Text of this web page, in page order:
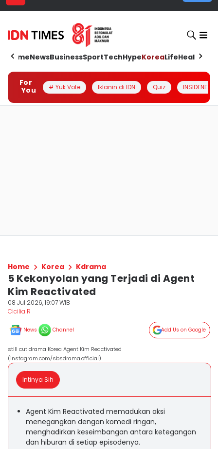
HomeNewsBusinessSportTechHypeKoreaLifeHealth
For
You
# Yuk Vote Iklanin di IDN Quiz INSIDENESIA
Home Korea Kdrama
5 Kekonyolan yang Terjadi di Agent
Kim Reactivated
08 Jul 2026, 19:07 WIB
Cicilia R
News Channel Add Us on Google
still cut drama Korea Agent Kim Reactivated
(instagram.com/sbsdrama.official)
Intinya Sih
Agent Kim Reactivated memadukan aksi
menegangkan dengan komedi ringan,
menghadirkan keseimbangan antara ketegangan
dan hiburan di setiap episodenya.